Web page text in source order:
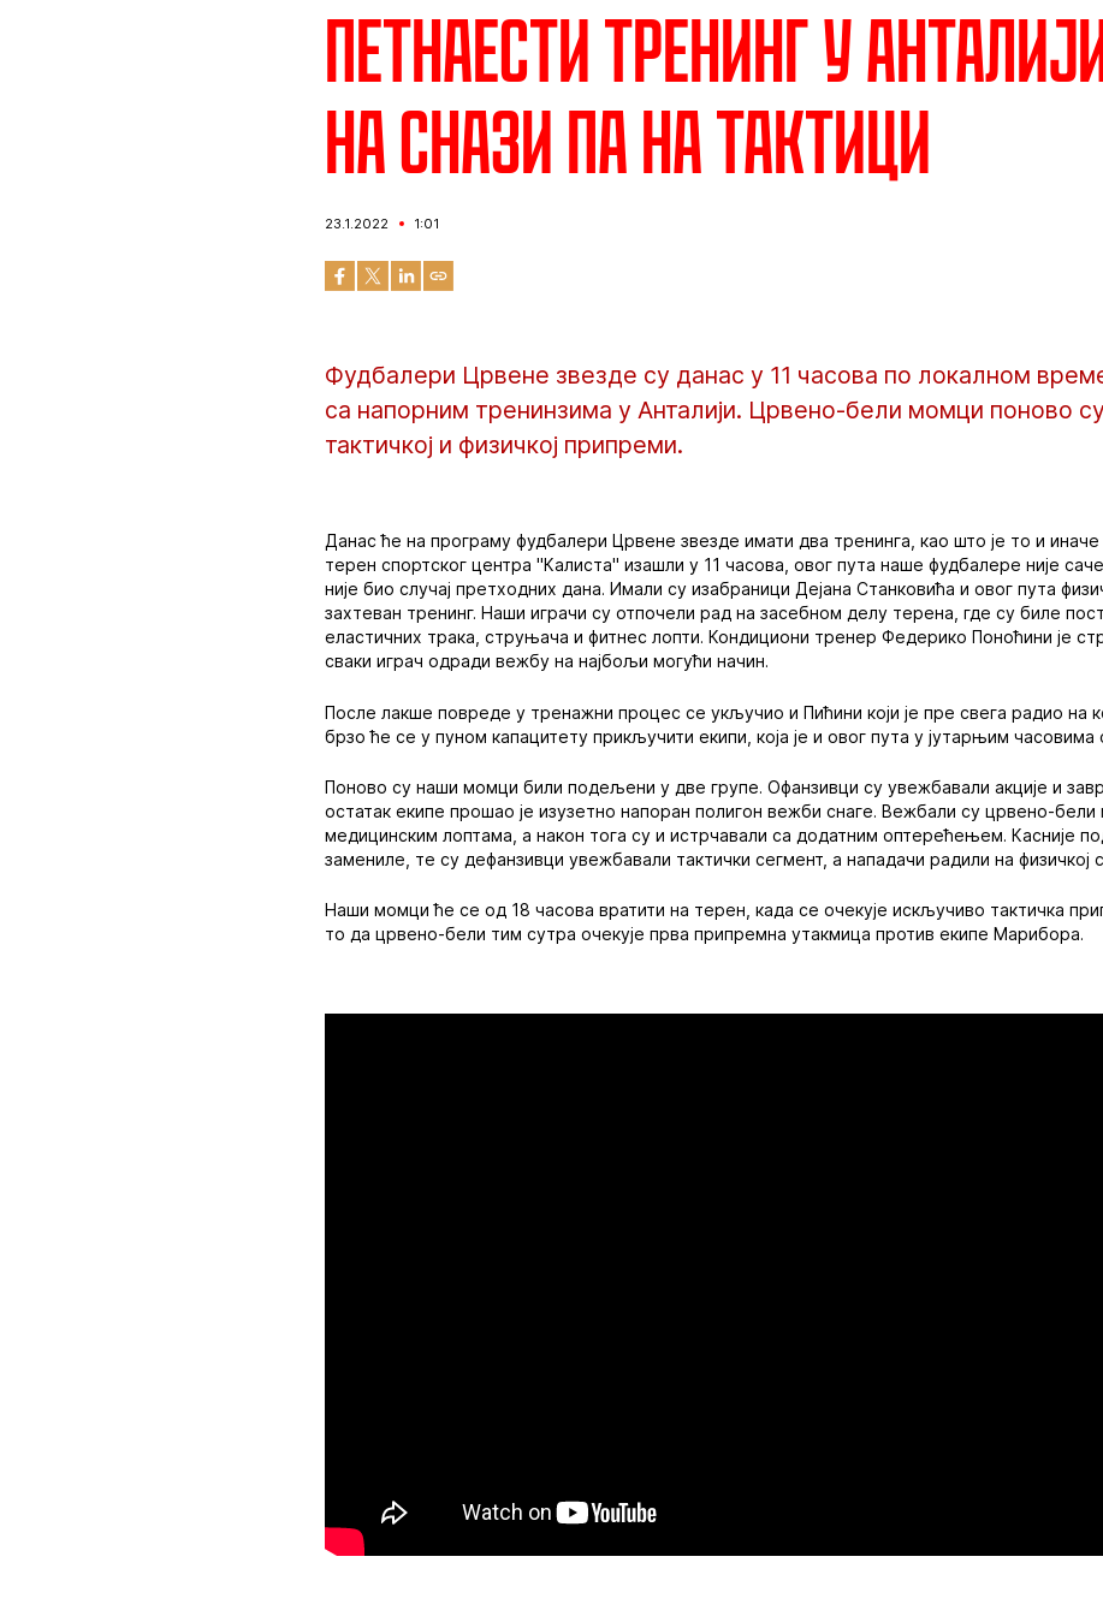
Петнаести тренинг у
на снази па на тактици
23.1.2022 1:01
Фудбалери Црвене звезде су данас у 11 часова по локалном
са напорним тренинзима у Анталији. Црвено-бели момци поново
тактичкој и физичкој припреми.
Данас ће на програму фудбалери Црвене звезде имати два тренинга, као што је то и иначе
терен спортског центра "Калиста" изашли у 11 часова, овог пута наше фудбалере није
није био случај претходних дана. Имали су изабраници Дејана Станковића и овог пута
захтеван тренинг. Наши играчи су отпочели рад на засебном делу терена, где су биле
еластичних трака, струњача и фитнес лопти. Кондициони тренер Федерико Поноћини је
сваки играч одради вежбу на најбољи могући начин.
После лакше повреде у тренажни процес се укључио и Пићини који је пре свега радио на
брзо ће се у пуном капацитету прикључити екипи, која је и овог пута у јутарњим часовима
Поново су наши момци били подељени у две групе. Офанзивци су увежбавали акције и
остатак екипе прошао је изузетно напоран полигон вежби снаге. Вежбали су црвено-
медицинским лоптама, а након тога су и истрчавали са додатним оптерећењем. Касније
замениле, те су дефанзивци увежбавали тактички сегмент, а нападачи радили на физичкој
Наши момци ће се од 18 часова вратити на терен, када се очекује искључиво тактичка
то да црвено-бели тим сутра очекује прва припремна утакмица против екипе Марибора.